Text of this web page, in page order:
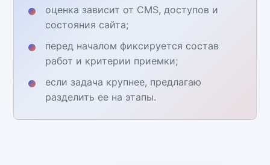
оценка зависит от CMS, доступов и
состояния сайта;
перед началом фиксируется состав
работ и критерии приемки;
если задача крупнее, предлагаю
разделить ее на этапы.